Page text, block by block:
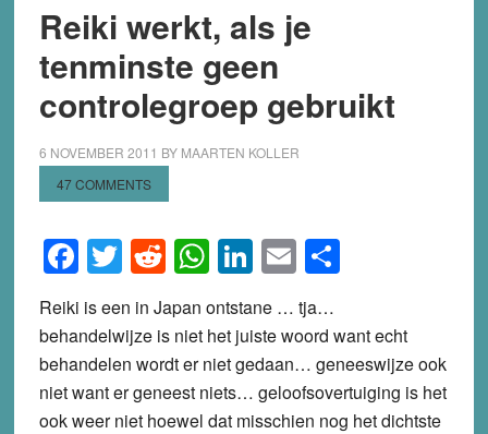
Reiki werkt, als je
tenminste geen
controlegroep gebruikt
6 NOVEMBER 2011 BY MAARTEN KOLLER
47 COMMENTS
Facebook
Twitter
Reddit
WhatsApp
LinkedIn
EmailShare
Reiki is een in Japan ontstane … tja…
behandelwijze is niet het juiste woord want echt
behandelen wordt er niet gedaan… geneeswijze ook
niet want er geneest niets… geloofsovertuiging is het
ook weer niet hoewel dat misschien nog het dichtste